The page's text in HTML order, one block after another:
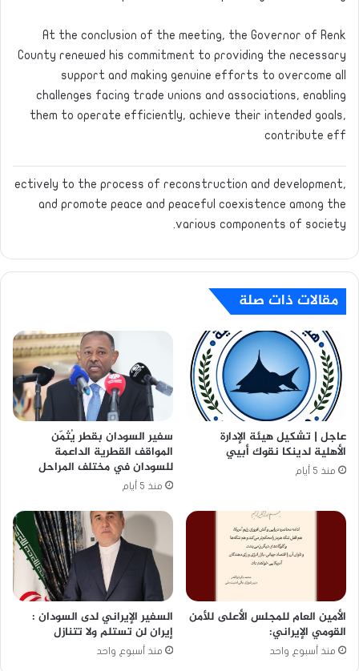
At the conclusion of the meeting, the Governor of Renk
County renewed his commitment to providing the necessary
support and making genuine efforts to overcome all
challenges facing trade unions and associations, enabling
them to operate efficiently, achieve their intended goals,
contribute eff
ectively to the process of reconstruction and development,
and promote peace and peaceful coexistence among the
various components of society.
مقالات ذات صلة
عاجل | تشكيل هيئة الإدارة
الأهلية لدينكا نقوك أبيي
منذ 5 أيام
سفير السودان بقطر يُثمّن
المواقف القطرية الداعمة
للسودان في مختلف المراحل
منذ 5 أيام
الأمين العام للمجلس الأعلى للأمن
القومي الإيراني:
منذ أسبوع واحد
السفير الإيراني لدى السودان :
إيران لن تستلم ولا تتنازل
منذ أسبوع واحد